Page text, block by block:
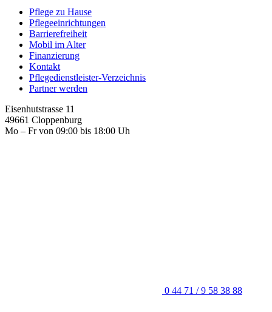
Pflege zu Hause
Pflegeeinrichtungen
Barrierefreiheit
Mobil im Alter
Finanzierung
Kontakt
Pflegedienstleister-Verzeichnis
Partner werden
Eisenhutstrasse 11
49661 Cloppenburg
Mo – Fr von 09:00 bis 18:00 Uh
0 44 71 / 9 58 38 88